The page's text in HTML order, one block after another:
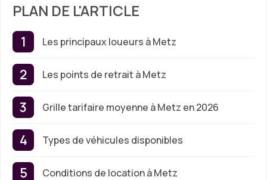
PLAN DE L'ARTICLE
Les principaux loueurs à Metz
Les points de retrait à Metz
Grille tarifaire moyenne à Metz en 2026
Types de véhicules disponibles
Conditions de location à Metz